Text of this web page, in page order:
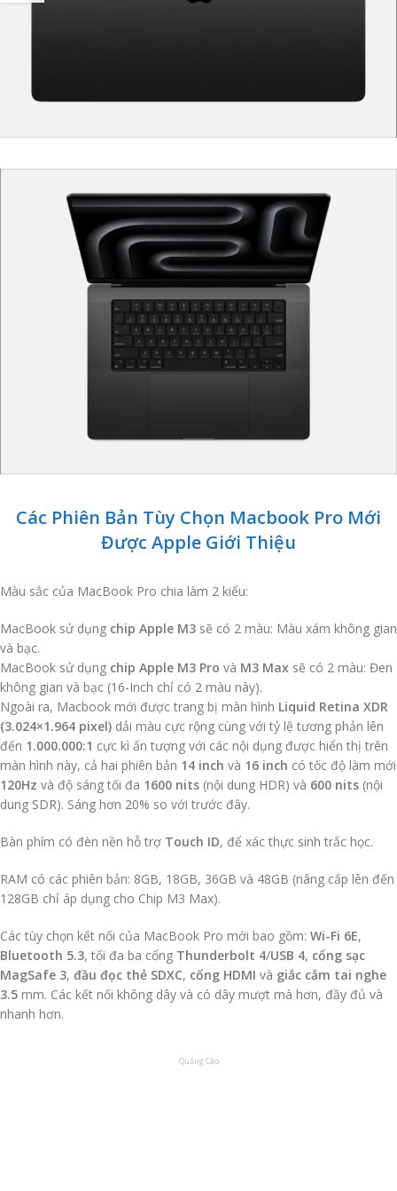
Các Phiên Bản Tùy Chọn Macbook Pro Mới
Được Apple Giới Thiệu
Màu sắc của MacBook Pro chia làm 2 kiểu:
MacBook sử dụng chip Apple M3 sẽ có 2 màu: Màu xám không gian
và bạc.
MacBook sử dụng chip Apple M3 Pro và M3 Max sẽ có 2 màu: Đen
không gian và bạc (16-Inch chỉ có 2 màu này).
Ngoài ra, Macbook mới được trang bị màn hình Liquid Retina XDR
(3.024×1.964 pixel) dải màu cực rộng cùng với tỷ lệ tương phản lên
đến 1.000.000:1 cực kì ấn tượng với các nội dụng được hiển thị trên
màn hình này, cả hai phiên bản 14 inch và 16 inch có tốc độ làm mới
120Hz và độ sáng tối đa 1600 nits (nội dung HDR) và 600 nits (nội
dung SDR). Sáng hơn 20% so với trước đây.
Bàn phím có đèn nền hỗ trợ Touch ID, để xác thực sinh trắc học.
RAM có các phiên bản: 8GB, 18GB, 36GB và 48GB (nâng cấp lên đến
128GB chỉ áp dụng cho Chip M3 Max).
Các tùy chọn kết nối của MacBook Pro mới bao gồm: Wi-Fi 6E,
Bluetooth 5.3, tối đa ba cổng Thunderbolt 4/USB 4, cổng sạc
MagSafe 3, đầu đọc thẻ SDXC, cổng HDMI và giắc cắm tai nghe
3.5 mm. Các kết nối không dây và có dây mượt mà hơn, đầy đủ và
nhanh hơn.